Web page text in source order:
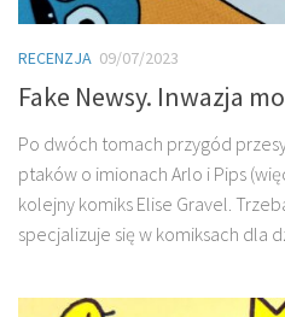
RECENZJA 09/07/2023
Fake Newsy. Inwazja
Po dwóch tomach przygód
ptaków o imionach Arlo i Pips
kolejny komiks Elise Gravel.
specjalizuje się w komiksach dla